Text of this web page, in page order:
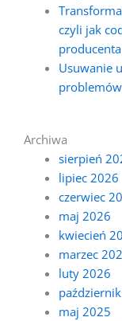
czyli jak
Usuwanie
Archiwa
sierpień
lipiec 2026
czerwiec
maj 2026
kwiecień
marzec
luty 2026
maj 2025